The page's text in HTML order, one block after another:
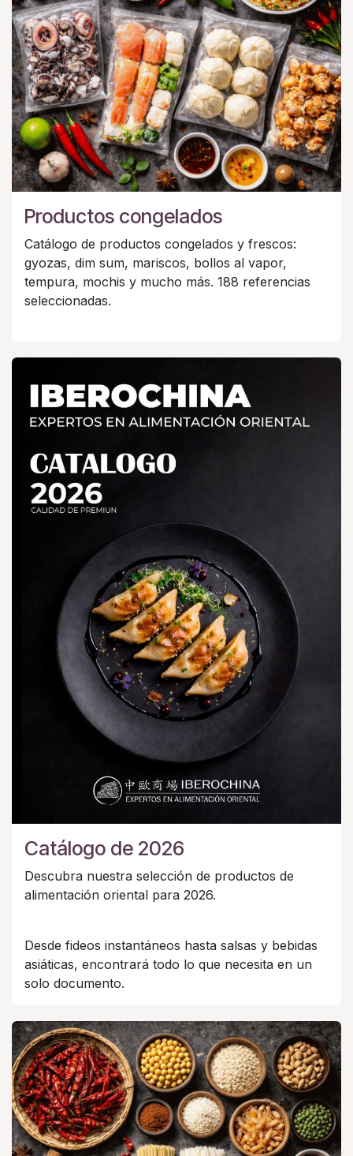
Productos congelados
Catálogo de productos congelados y frescos:
gyozas, dim sum, mariscos, bollos al vapor,
tempura, mochis y mucho más. 188 referencias
seleccionadas.
Catálogo de 2026
Descubra nuestra selección de productos de
alimentación oriental para 2026.
Desde fideos instantáneos hasta salsas y bebidas
asiáticas, encontrará todo lo que necesita en un
solo documento.